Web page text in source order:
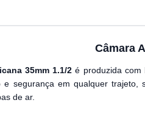
Câmara
35mm 1.1/2 é produzida com
segurança em qualquer
de ar.